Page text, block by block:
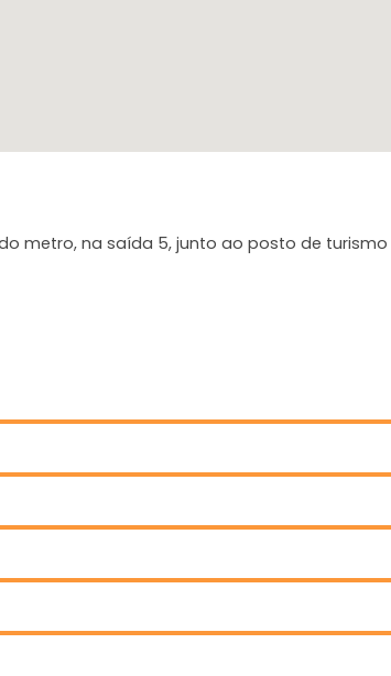
metro, na saída 5, junto ao posto de